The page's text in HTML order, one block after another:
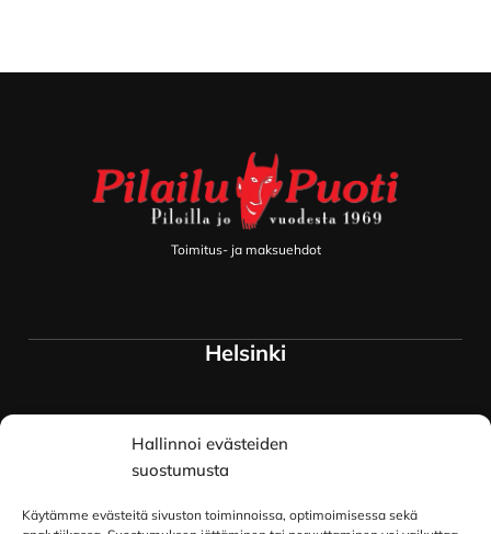
Hallinnoi evästeiden
suostumusta
Käytämme evästeitä sivuston toiminnoissa, optimoimisessa sekä
Toimitus- ja maksuehdot
Helsinki
Myymälä ja keskusvarasto
Siltavuorenranta 18
00170 Helsinki